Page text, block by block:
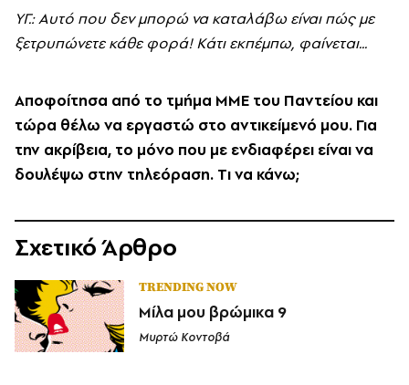
YΓ.: Aυτό που δεν μπορώ να καταλάβω είναι πώς με
ξετρυπώνετε κάθε φορά! Kάτι εκπέμπω, φαίνεται...
Aποφοίτησα από το τμήμα MME του Παντείου και
τώρα θέλω να εργαστώ στο αντικείμενό μου. Για
την ακρίβεια, το μόνο που με ενδιαφέρει είναι να
δουλέψω στην τηλεόραση. Tι να κάνω;
Σχετικό Άρθρο
TRENDING NOW
Μίλα μου βρώμικα 9
Μυρτώ Κοντοβά